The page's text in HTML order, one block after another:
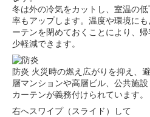
冬は外の冷気をカットし、室温の
率もアップします。温度や環境に
ーテンを閉めておくことにより、
少軽減できます。
防炎 火災時の燃え広がりを抑え、
層マンションや高層ビル、公共施
カーテンが義務付けられています。
右へスワイプ（スライド）して